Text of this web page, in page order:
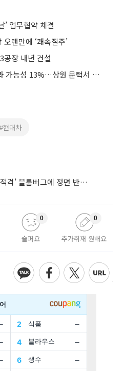
’ 업무협약 체결
오랜만에 ‘쾌속질주’
공장 내년 건설
美 클래리티 법안 연내 통과 가능성 13%…상원 문턱서 제동
#현대차
금융위, ‘한국 증시 투자 부적격’ 블룸버그에 정면 반박…“근거 불분명”
슬퍼요
0
추가취재 원해요
0